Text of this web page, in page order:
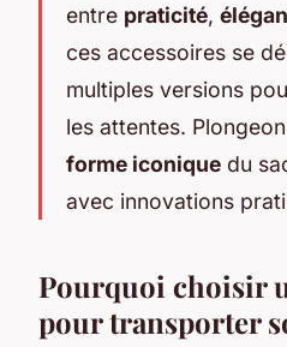
entre praticité,
ces accessoires se
multiples versions
les attentes.
forme iconique du
avec innovations
Pourquoi choisir
pour transporter